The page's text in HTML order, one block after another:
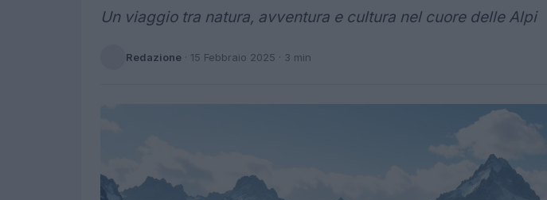
Un viaggio tra natura, avventura e cultura nel cuore delle Alpi
Redazione · 15 Febbraio 2025 · 3 min